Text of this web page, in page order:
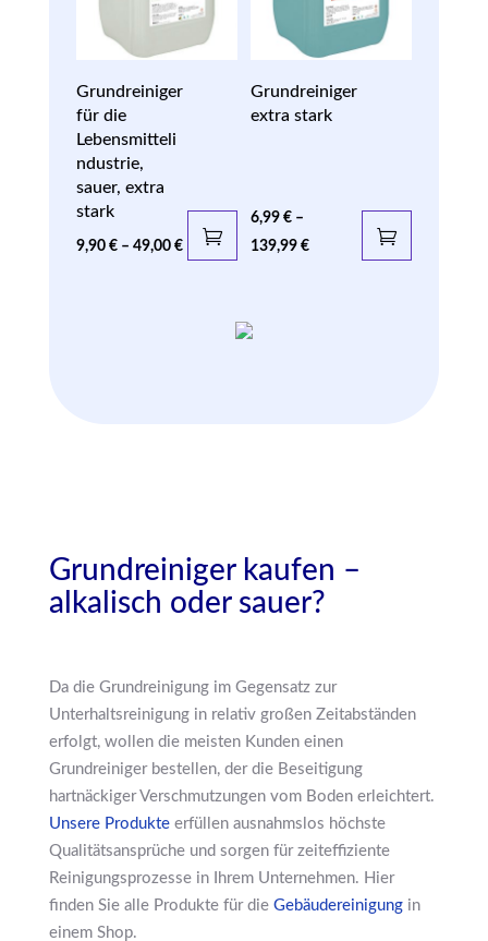
Grundreiniger
für die
Lebensmitteli
ndustrie,
sauer, extra
stark
9,90 €– 49,00 €
Grundreiniger
extra stark
6,99€ –
139,99€
Grundreiniger kaufen –
alkalisch oder sauer?
Da die Grundreinigung im Gegensatz zur
Unterhaltsreinigung in relativ großen Zeitabständen
erfolgt, wollen die meisten Kunden einen
Grundreiniger bestellen, der die Beseitigung
hartnäckiger Verschmutzungen vom Boden erleichtert.
Unsere Produkteerfüllen ausnahmslos höchste
Qualitätsansprüche und sorgen für zeiteffiziente
Reinigungsprozesse in Ihrem Unternehmen. Hier
finden Sie alle Produkte für die Gebäudereinigungin
einem Shop.